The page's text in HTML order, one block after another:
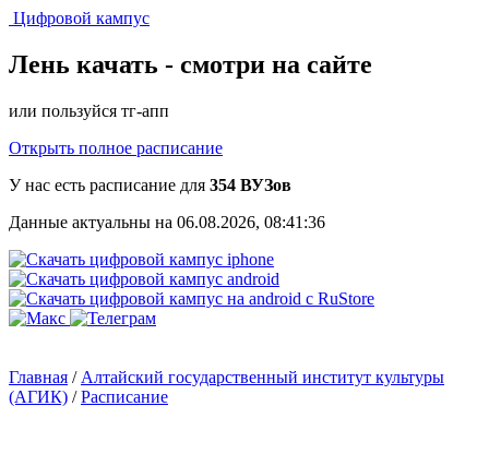
Цифровой кампус
Лень качать - смотри на сайте
или пользуйся тг-апп
Открыть полное расписание
У нас есть расписание для 354 ВУЗов
Данные актуальны на 06.08.2026, 08:41:36
Главная / Алтайский государственный институт культуры
(АГИК) /Расписание